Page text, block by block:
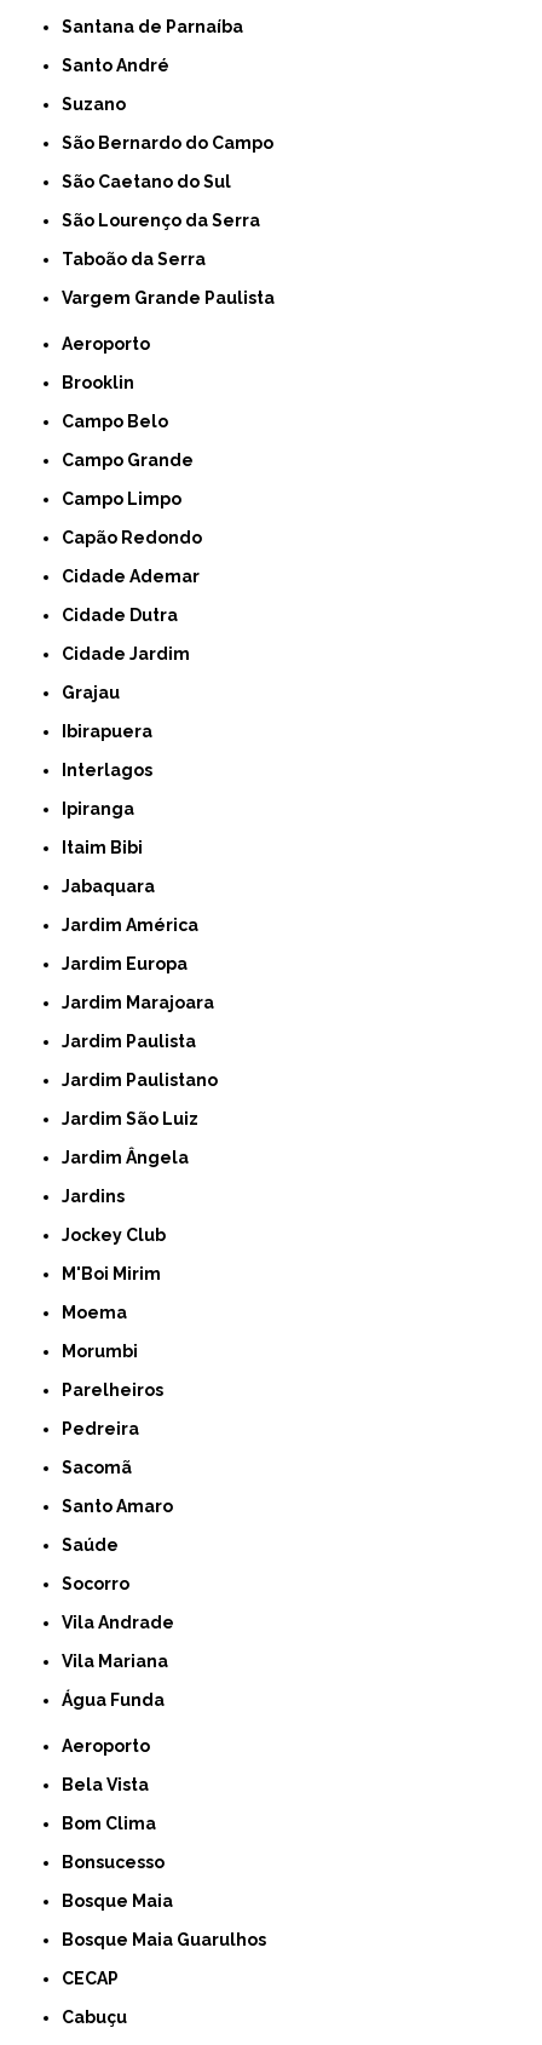
Santana de Parnaíba
Santo André
Suzano
São Bernardo do Campo
São Caetano do Sul
São Lourenço da Serra
Taboão da Serra
Vargem Grande Paulista
Aeroporto
Brooklin
Campo Belo
Campo Grande
Campo Limpo
Capão Redondo
Cidade Ademar
Cidade Dutra
Cidade Jardim
Grajau
Ibirapuera
Interlagos
Ipiranga
Itaim Bibi
Jabaquara
Jardim América
Jardim Europa
Jardim Marajoara
Jardim Paulista
Jardim Paulistano
Jardim São Luiz
Jardim Ângela
Jardins
Jockey Club
M'Boi Mirim
Moema
Morumbi
Parelheiros
Pedreira
Sacomã
Santo Amaro
Saúde
Socorro
Vila Andrade
Vila Mariana
Água Funda
Aeroporto
Bela Vista
Bom Clima
Bonsucesso
Bosque Maia
Bosque Maia Guarulhos
CECAP
Cabuçu